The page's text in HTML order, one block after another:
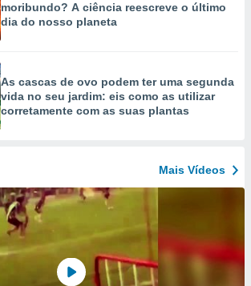
moribundo? A ciência reescreve o último
dia do nosso planeta
As cascas de ovo podem ter uma segunda
vida no seu jardim: eis como as utilizar
corretamente com as suas plantas
Mais Vídeos